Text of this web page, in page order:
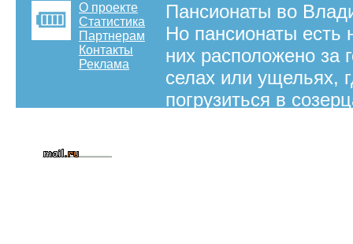
О проекте
Статистика
Партнерам
Контакты
Реклама
Пансионаты во
Но пансионаты есть
них расположено за
селах или ущельях,
погрузиться в